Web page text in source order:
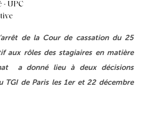
- UPC
de la Cour de cassation du 25
aux rôles des stagiaires en matière
a donné lieu à deux décisions
TGI de Paris les 1er et 22 décembre